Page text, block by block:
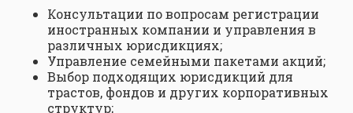
Консультации по вопросам регистрации
иностранных компании и управления в
различных юрисдикциях;
Управление семейными пакетами акций;
Выбор подходящих юрисдикций для
трастов, фондов и других корпоративных
структур;